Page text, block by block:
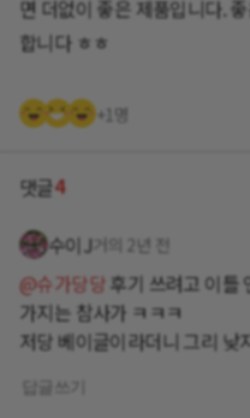
면 더없이 좋은 제품입니다.
합니다 ㅎㅎ
+1명
댓글4
수이J 거의 2년 전
@슈가당당후기 쓰려고 이틀
가지는 참사가 ㅋㅋㅋ
저당 베이글이라더니 그리 낮